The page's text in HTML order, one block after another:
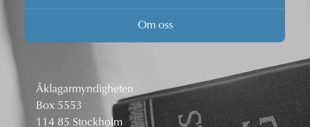
Om oss
Åklagarmyndigheten
Box 5553
114 85 Stockholm